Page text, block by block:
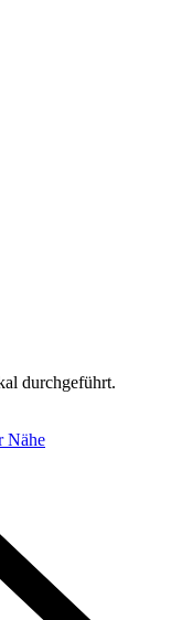
durchgeführt.
Nähe